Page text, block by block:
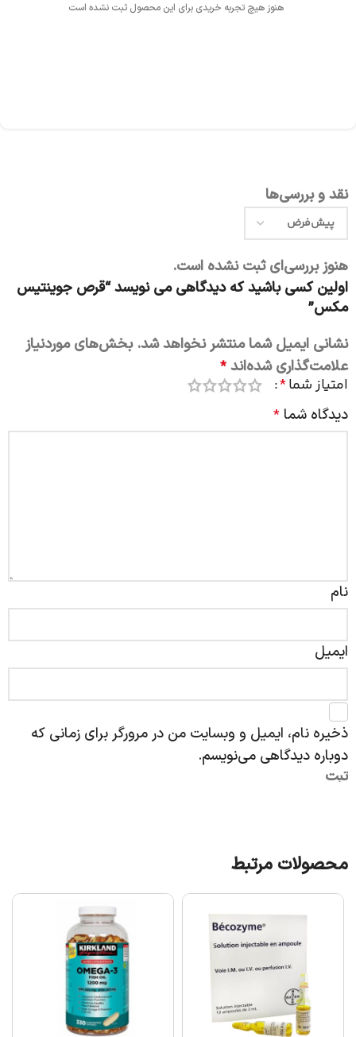
هنوز هیچ تجربه خریدی برای این محصول ثبت نشده است
نقد و بررسی‌ها
هنوز بررسی‌ای ثبت نشده است.
اولین کسی باشید که دیدگاهی می نویسد “قرص جوینتیس
مکس”
نشانی ایمیل شما منتشر نخواهد شد. بخش‌های موردنیاز
علامت‌گذاری شده‌اند *
امتیاز شما*
دیدگاه شما *
نام
ایمیل
ذخیره نام، ایمیل و وبسایت من در مرورگر برای زمانی که
دوباره دیدگاهی می‌نویسم.
محصولات مرتبط